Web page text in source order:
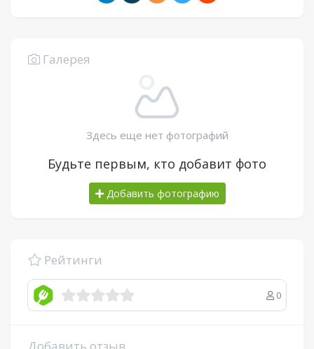
Галерея
Здесь еще нет фотографий
Будьте первым, кто добавит фото
Добавить фотографию
Рейтинги
0